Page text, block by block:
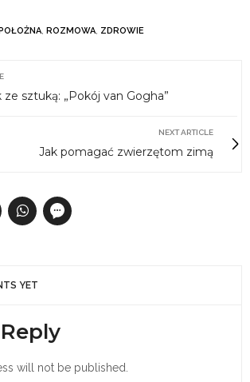
, ROZMOWA, ZDROWIE
ze sztuką: „Pokój van Gogha”
NEXT ARTICLE
Jak pomagać zwierzętom zimą
YET
will not be published.